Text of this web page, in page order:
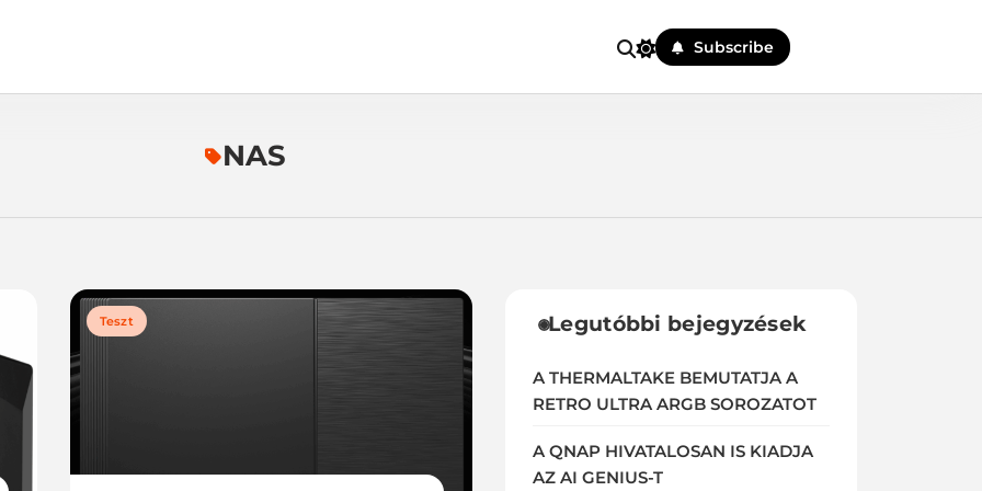
Subscribe
NAS
Teszt Legutóbbi bejegyzések
A THERMALTAKE BEMUTATJA A
RETRO ULTRA ARGB SOROZATOT
A QNAP HIVATALOSAN IS KIADJA
AZ AI GENIUS-T